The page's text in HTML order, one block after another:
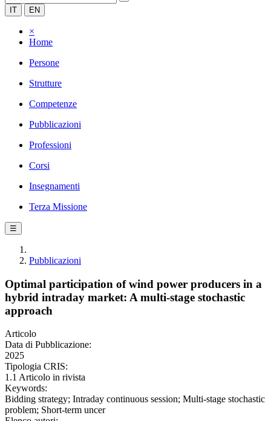
IT EN
×
Home
Persone
Strutture
Competenze
Pubblicazioni
Professioni
Corsi
Insegnamenti
Terza Missione
☰
Pubblicazioni
Optimal participation of wind power producers in a
hybrid intraday market: A multi-stage stochastic
approach
Articolo
Data di Pubblicazione:
2025
Tipologia CRIS:
1.1 Articolo in rivista
Keywords:
Bidding strategy; Intraday continuous session; Multi-stage stochastic
problem; Short-term uncer